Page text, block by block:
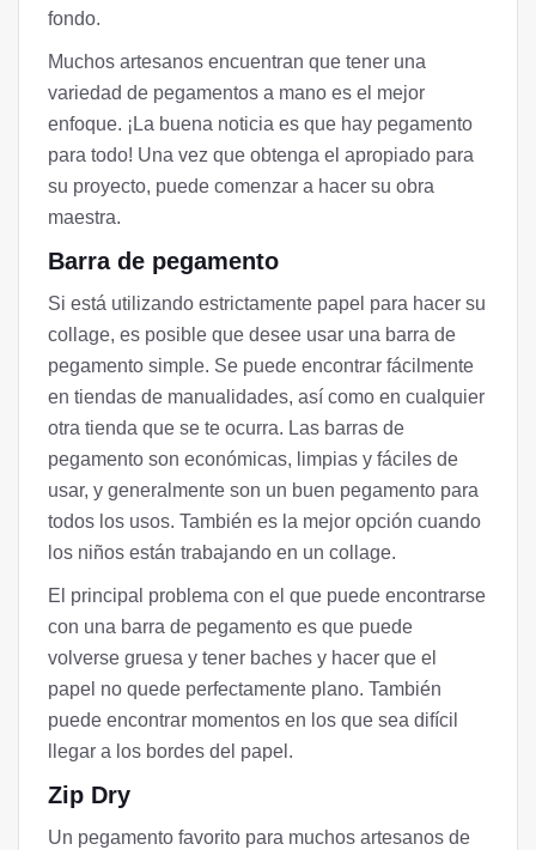
fondo.
Muchos artesanos encuentran que tener una
variedad de pegamentos a mano es el mejor
enfoque. ¡La buena noticia es que hay pegamento
para todo! Una vez que obtenga el apropiado para
su proyecto, puede comenzar a hacer su obra
maestra.
Barra de pegamento
Si está utilizando estrictamente papel para hacer su
collage, es posible que desee usar una barra de
pegamento simple. Se puede encontrar fácilmente
en tiendas de manualidades, así como en cualquier
otra tienda que se te ocurra. Las barras de
pegamento son económicas, limpias y fáciles de
usar, y generalmente son un buen pegamento para
todos los usos. También es la mejor opción cuando
los niños están trabajando en un collage.
El principal problema con el que puede encontrarse
con una barra de pegamento es que puede
volverse gruesa y tener baches y hacer que el
papel no quede perfectamente plano. También
puede encontrar momentos en los que sea difícil
llegar a los bordes del papel.
Zip Dry
Un pegamento favorito para muchos artesanos de